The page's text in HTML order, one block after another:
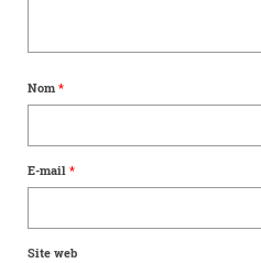
Nom *
E-mail *
Site web